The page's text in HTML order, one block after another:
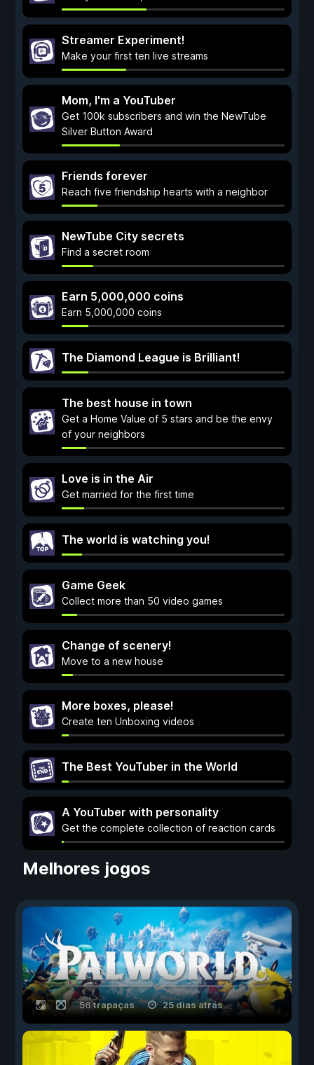
Streamer Experiment!
Make your first ten live streams
Mom, I'm a YouTuber
Get 100k subscribers and win the NewTube
Silver Button Award
Friends forever
Reach five friendship hearts with a neighbor
NewTube City secrets
Find a secret room
Earn 5,000,000 coins
Earn 5,000,000 coins
The Diamond League is Brilliant!
The best house in town
Get a Home Value of 5 stars and be the envy
of your neighbors
Love is in the Air
Get married for the first time
The world is watching you!
Game Geek
Collect more than 50 video games
Change of scenery!
Move to a new house
More boxes, please!
Create ten Unboxing videos
The Best YouTuber in the World
A YouTuber with personality
Get the complete collection of reaction cards
Melhores jogos
56 trapaças 25 dias atrás